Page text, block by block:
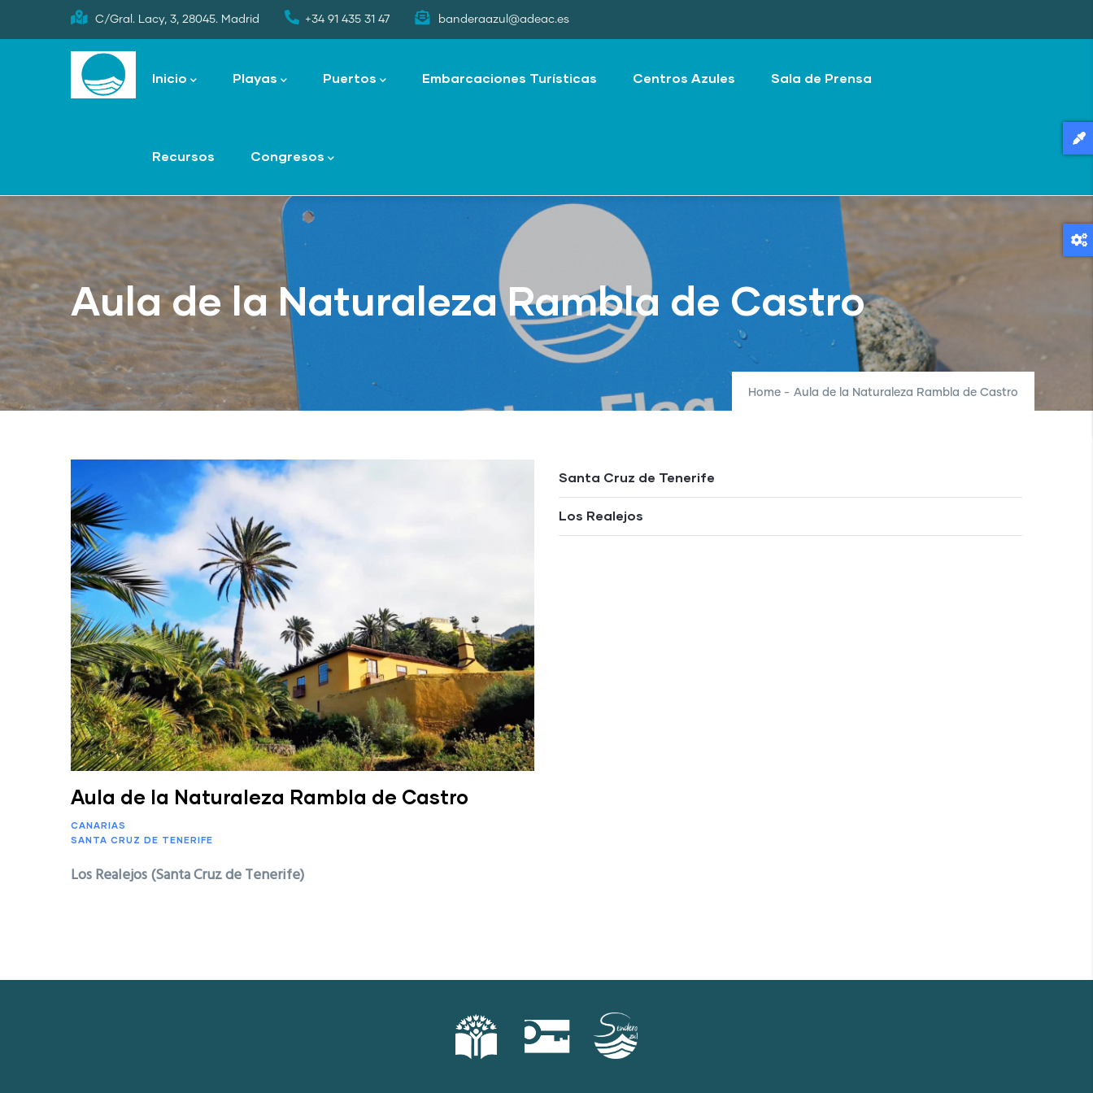
to
C/Gral. Lacy, 3, 28045. Madrid +34 91 435 31 47 banderaazul@adeac.es
navigation
Inicio Playas Puertos Embarcaciones Turísticas Centros Azules Sala de Prensa
Recursos Congresos
Aula de la Naturaleza Rambla de Castro
Home - Aula de la Naturaleza Rambla de Castro
Santa Cruz de Tenerife
Los Realejos
Aula de la Naturaleza Rambla de Castro
CANARIAS
SANTA CRUZ DE TENERIFE
Los Realejos (Santa Cruz de Tenerife)